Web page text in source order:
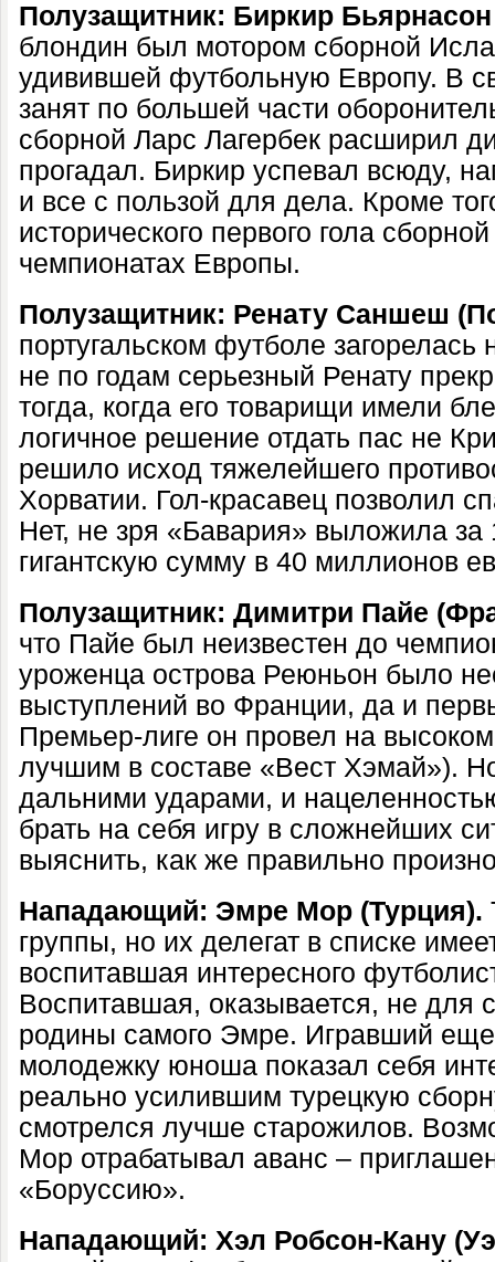
Полузащитник: Биркир
блондин был мотором сборной
удивившей футбольную Европу. В
занят по большей части
сборной Ларс Лагербек расширил
прогадал. Биркир успевал всюду,
и все с пользой для дела. Кроме
исторического первого гола
чемпионатах Европы.
Полузащитник: Ренату Саншеш
португальском футболе загорелась
не по годам серьезный Ренату
тогда, когда его товарищи имели
логичное решение отдать пас не
решило исход тяжелейшего
Хорватии. Гол-красавец позволил
Нет, не зря «Бавария» выложила за
гигантскую сумму в 40 миллионов
Полузащитник: Димитри Пайе
что Пайе был неизвестен до
уроженца острова Реюньон было
выступлений во Франции, да и
Премьер-лиге он провел на
лучшим в составе «Вест Хэмай»).
дальними ударами, и
брать на себя игру в сложнейших
выяснить, как же правильно
Нападающий: Эмре Мор (Турция).
группы, но их делегат в списке
воспитавшая интересного
Воспитавшая, оказывается, не для
родины самого Эмре. Игравший еще
молодежку юноша показал себя
реально усилившим турецкую
смотрелся лучше старожилов.
Мор отрабатывал аванс –
«Боруссию».
Нападающий: Хэл Робсон-Кану